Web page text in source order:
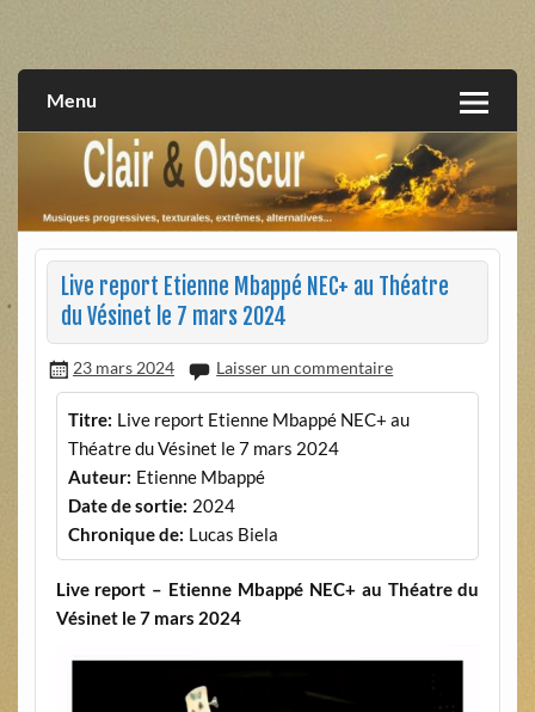
extrêmes, alternatives, texturales
Menu
Live report Etienne Mbappé NEC+ au Théatre
du Vésinet le 7 mars 2024
23 mars 2024 Laisser un commentaire
Titre: Live report Etienne Mbappé NEC+ au
Théatre du Vésinet le 7 mars 2024
Auteur: Etienne Mbappé
Date de sortie: 2024
Chronique de: Lucas Biela
Live report – Etienne Mbappé NEC+ au Théatre du
Vésinet le 7 mars 2024